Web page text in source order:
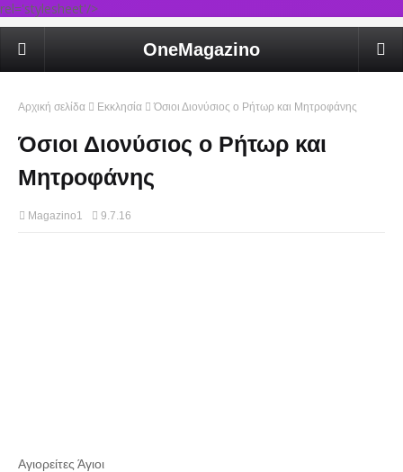
rel='stylesheet'/>
OneMagazino
Αρχική σελίδα Εκκλησία Όσιοι Διονύσιος ο Ρήτωρ και Μητροφάνης
Όσιοι Διονύσιος ο Ρήτωρ και
Μητροφάνης
Magazino1 9.7.16
Αγιορείτες Άγιοι